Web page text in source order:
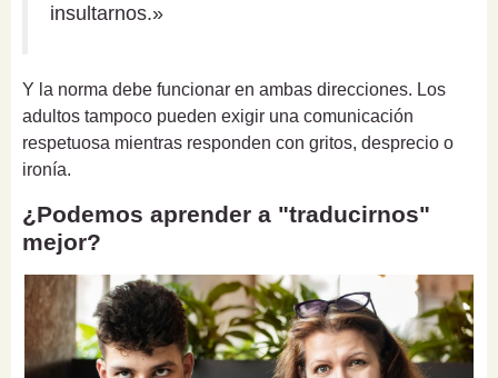
insultarnos.»
Y la norma debe funcionar en ambas direcciones. Los
adultos tampoco pueden exigir una comunicación
respetuosa mientras responden con gritos, desprecio o
ironía.
¿Podemos aprender a "traducirnos"
mejor?